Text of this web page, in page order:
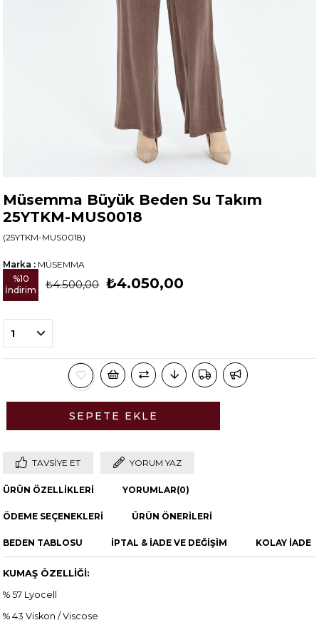
Müsemma Büyük Beden Su Takım
25YTKM-MUS0018
(25YTKM-MUS0018)
Marka : MÜSEMMA
%10
İndirim
₺4.500,00 ₺4.050,00
TAVSIYE ET YORUM YAZ
ÜRÜN ÖZELLIKLERI YORUMLAR(0)
ÖDEME SEÇENEKLERI ÜRÜN ÖNERILERI
BEDEN TABLOSU İPTAL & İADE VE DEĞİŞİM KOLAY İADE
KUMAŞ ÖZELLİĞİ:
% 57 Lyocell
% 43 Viskon / Viscose